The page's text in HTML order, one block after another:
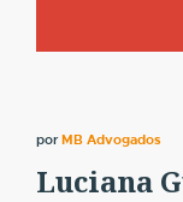
porMB Advogados
Luciana